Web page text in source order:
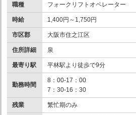
職種 フォークリフトオペレーター
時給 1,400円～1,750円
市区郡 大阪市住之江区
住所詳細 泉
最寄り駅 平林駅より徒歩で9分
勤務時間
8：00-17：00
7：30-16：30
残業 繁忙期のみ